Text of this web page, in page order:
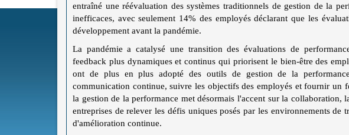
entraîné une réévaluation des systèmes traditionnels de gestion de la
inefficaces, avec seulement 14% des employés déclarant que les
développement avant la pandémie.
La pandémie a catalysé une transition des évaluations de
feedback plus dynamiques et continus qui priorisent le bien-être des
ont de plus en plus adopté des outils de gestion de la
communication continue, suivre les objectifs des employés et fournir un
la gestion de la performance met désormais l'accent sur la collaboration,
entreprises de relever les défis uniques posés par les environnements
d'amélioration continue.